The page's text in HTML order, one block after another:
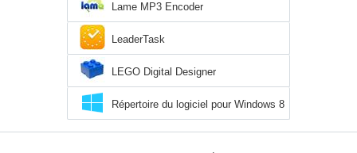
Lame MP3 Encoder
LeaderTask
LEGO Digital Designer
Répertoire du logiciel pour Windows 8